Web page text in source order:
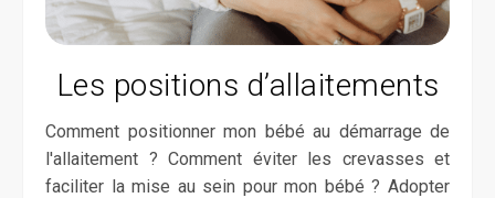
Les positions d’allaitements
Comment positionner mon bébé au démarrage de
l'allaitement ? Comment éviter les crevasses et
faciliter la mise au sein pour mon bébé ? Adopter